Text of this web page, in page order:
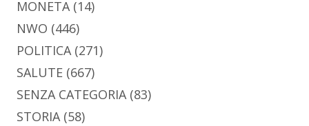
MONETA(14)
NWO (446)
POLITICA(271)
SALUTE (667)
SENZA CATEGORIA(83)
STORIA(58)